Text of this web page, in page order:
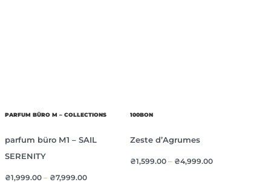
PARFUM BÜRO M – COLLECTIONS
parfum büro М1 – SAIL
SERENITY
₴1,999.00– ₴7,999.00
100BON
Zeste d’Agrumes
₴1,599.00 – ₴4,999.00